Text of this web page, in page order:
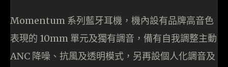
Momentum 系列藍牙耳機，機內設有品牌高音色
表現的 10mm 單元及獨有調音，備有自我調整主動
ANC 降噪、抗風及透明模式，另再設個人化調音及